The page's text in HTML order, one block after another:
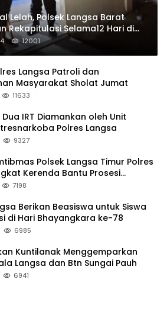
Lelah, Polsek Langsa Barat
Rekapitulasi Selama12 Hari di
Baro
12001
Langsa Patroli dan
Masyarakat Sholat Jumat
11633
IRT Diamankan oleh Unit
Polres Langsa
9327
Polsek Langsa Timur Polres
Kerenda Bantu Prosesi
Warga
7198
Berikan Beasiswa untuk Siswa
di Hari Bhayangkara ke-78
6985
Kuntilanak Menggemparkan
Langsa dan Btn Sungai Pauh
6941